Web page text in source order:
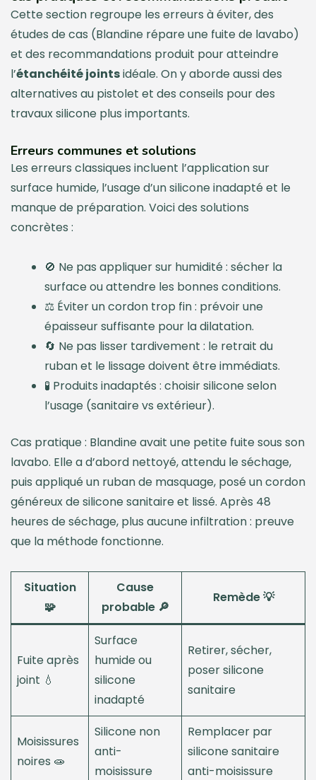
Cette section regroupe les erreurs à éviter, des
études de cas (Blandine répare une fuite de lavabo)
et des recommandations produit pour atteindre
l’étanchéité jointsidéale. On y aborde aussi des
alternatives au pistolet et des conseils pour des
travaux silicone plus importants.
Erreurs communes et solutions
Les erreurs classiques incluent l’application sur
surface humide, l’usage d’un silicone inadapté et le
manque de préparation. Voici des solutions
concrètes :
🚫 Ne pas appliquer sur humidité : sécher la
surface ou attendre les bonnes conditions.
⚖️ Éviter un cordon trop fin : prévoir une
épaisseur suffisante pour la dilatation.
🔄 Ne pas lisser tardivement : le retrait du
ruban et le lissage doivent être immédiats.
🧪 Produits inadaptés : choisir silicone selon
l’usage (sanitaire vs extérieur).
Cas pratique : Blandine avait une petite fuite sous son
lavabo. Elle a d’abord nettoyé, attendu le séchage,
puis appliqué un ruban de masquage, posé un cordon
généreux de silicone sanitaire et lissé. Après 48
heures de séchage, plus aucune infiltration : preuve
que la méthode fonctionne.
Situation
🧩
Cause
probable 🔎
Remède 💡
Fuite après
joint 💧
Surface
humide ou
silicone
inadapté
Retirer, sécher,
poser silicone
sanitaire
Moisissures
noires 🧫
Silicone non
anti-
moisissure
Remplacer par
silicone sanitaire
anti-moisissure